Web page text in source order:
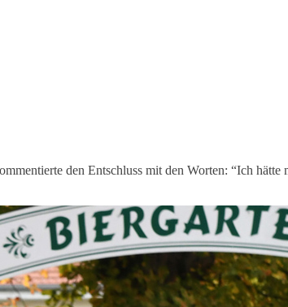
den Entschluss mit den Worten: “Ich hätte